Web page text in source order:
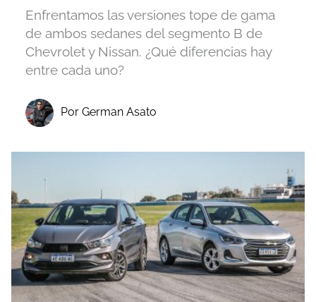
Enfrentamos las versiones tope de gama
de ambos sedanes del segmento B de
Chevrolet y Nissan. ¿Qué diferencias hay
entre cada uno?
Por German Asato